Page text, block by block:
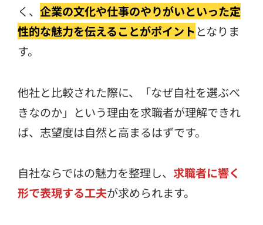
く、 企業の文化や仕事のやりがいといった定
性的な魅力を伝えることがポイントとなりま
す。
他社と比較された際に、「なぜ自社を選ぶべ
きなのか」という理由を求職者が理解できれ
ば、志望度は自然と高まるはずです。
自社ならではの魅力を整理し、 求職者に響く
形で表現する工夫が求められます。